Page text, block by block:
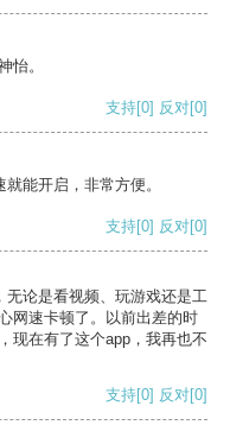
怡。
支持[0] 反对[0]
能开启，非常方便。
支持[0] 反对[0]
无论是看视频、玩游戏还是工
网速卡顿了。以前出差的时
现在有了这个app，我再也不
支持[0] 反对[0]